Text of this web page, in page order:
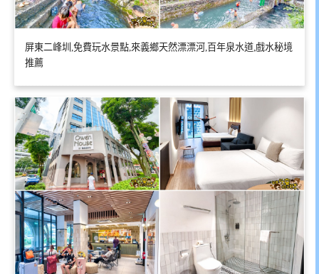
屏東二峰圳,免費玩水景點,來義鄉天然漂漂河,百年泉水道,戲水秘境
推薦